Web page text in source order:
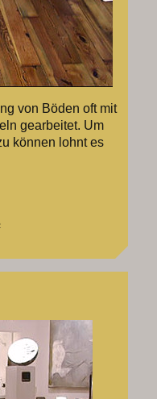
von Böden oft mit
gearbeitet. Um
können lohnt es